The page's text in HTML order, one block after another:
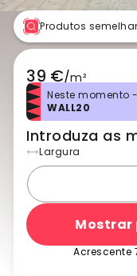
Produtos
39 €/m²
Neste momento -
WALL20
Introduza as
Largura
Mostrar
Acrescente